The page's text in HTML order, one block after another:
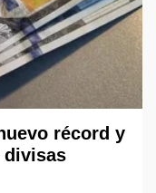
récord y
divisas